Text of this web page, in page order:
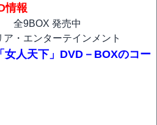
情報
全9BOX 発売中
・エンターテインメント
「女人天下」DVD－BOXのコー